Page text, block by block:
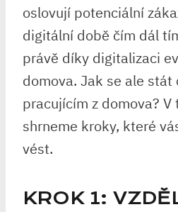
oslovují potenciální
digitální době čím dál
právě díky digitalizaci
domova. Jak se ale
pracujícím z domova?
shrneme kroky, které
vést.
KROK 1: